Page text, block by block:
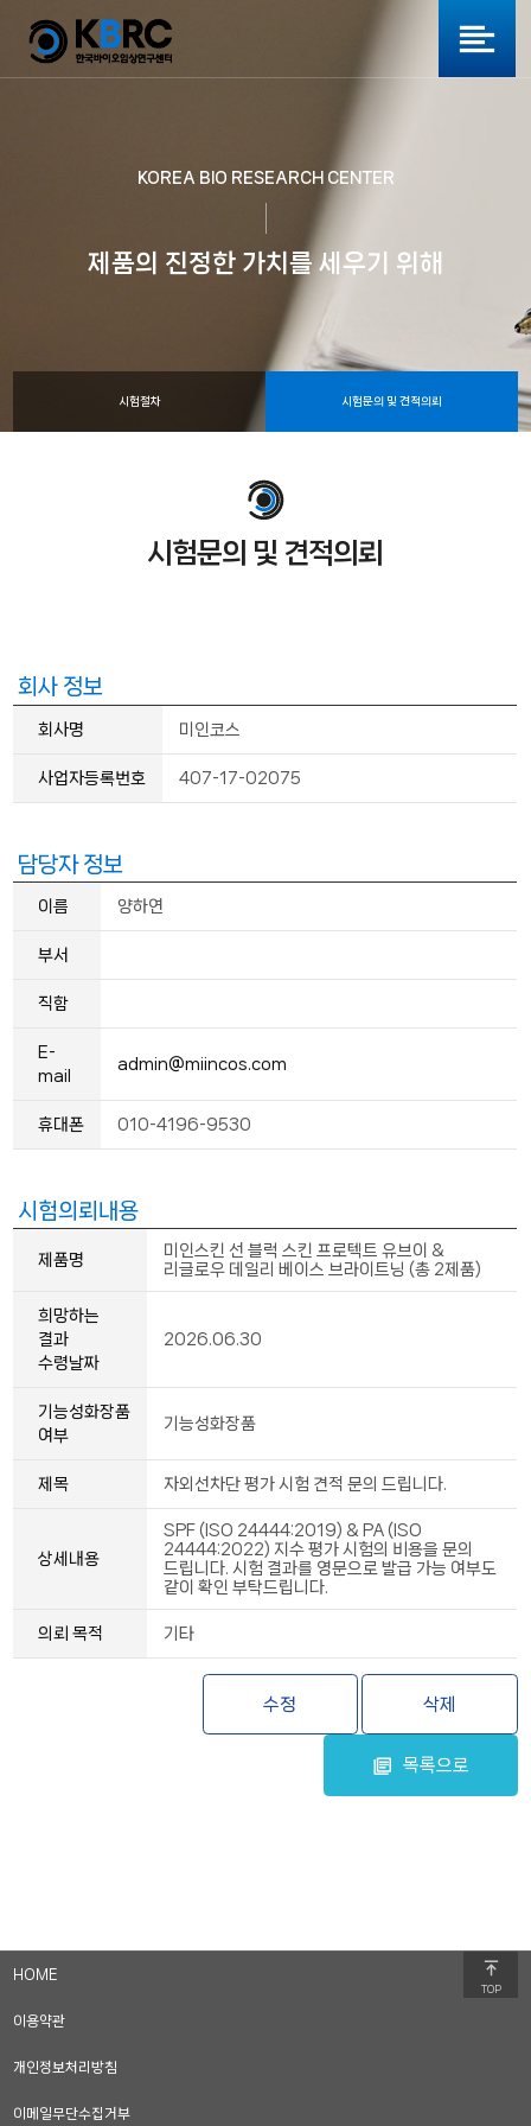
KOREA BIO RESEARCH CENTER
제품의 진정한 가치를 세우기 위해
시험절차 시험문의 및 견적의뢰
시험문의 및 견적의뢰
회사 정보
회사명 미인코스
사업자등록번호 407-17-02075
담당자 정보
이름 양하연
부서
직함
E-
mail
admin@miincos.com
휴대폰 010-4196-9530
시험의뢰내용
제품명
미인스킨 선 블럭 스킨 프로텍트 유브이 &
리글로우 데일리 베이스 브라이트닝 (총 2제품)
희망하는
결과
수령날짜
2026.06.30
기능성화장품
여부
기능성화장품
제목 자외선차단 평가 시험 견적 문의 드립니다.
상세내용
SPF (ISO 24444:2019) & PA (ISO
24444:2022) 지수 평가 시험의 비용을 문의
드립니다. 시험 결과를 영문으로 발급 가능 여부도
같이 확인 부탁드립니다.
의뢰 목적 기타
수정 삭제
목록으로
HOME
이용약관
개인정보처리방침
이메일무단수집거부
TOP